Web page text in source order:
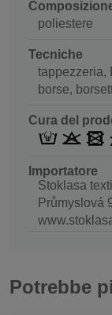
poliestere
Tecniche
tappezzeria,
borse,
Cura del
Importatore
Stoklasa
Průmyslová
Potrebbe